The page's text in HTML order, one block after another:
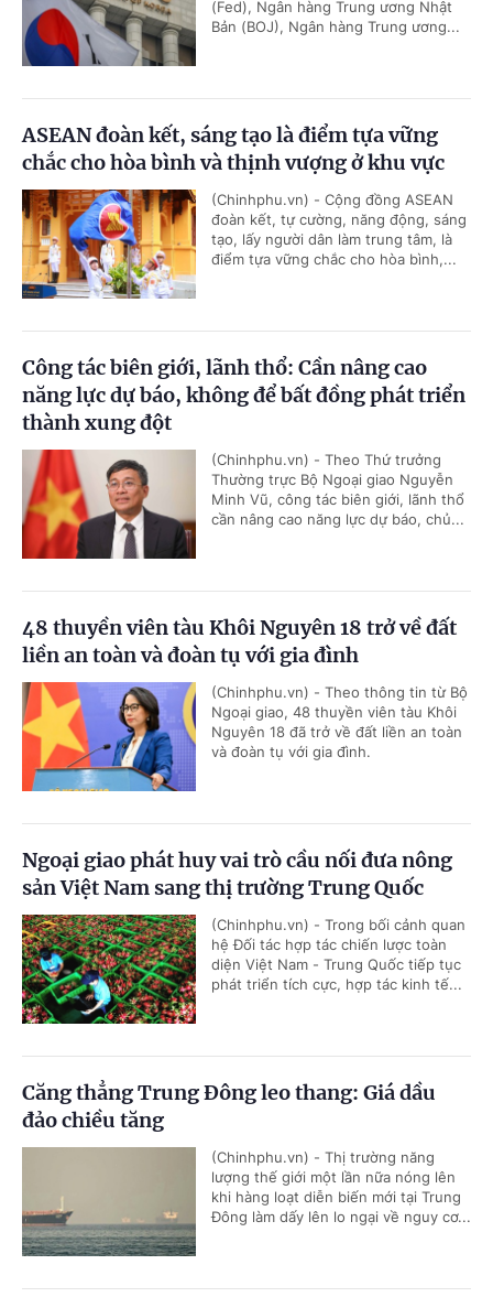
(Fed), Ngân hàng Trung ương Nhật
Bản (BOJ), Ngân hàng Trung ương...
ASEAN đoàn kết, sáng tạo là điểm tựa vững
chắc cho hòa bình và thịnh vượng ở khu vực
(Chinhphu.vn) - Cộng đồng ASEAN
đoàn kết, tự cường, năng động, sáng
tạo, lấy người dân làm trung tâm, là
điểm tựa vững chắc cho hòa bình,...
Công tác biên giới, lãnh thổ: Cần nâng cao
năng lực dự báo, không để bất đồng phát triển
thành xung đột
(Chinhphu.vn) - Theo Thứ trưởng
Thường trực Bộ Ngoại giao Nguyễn
Minh Vũ, công tác biên giới, lãnh thổ
cần nâng cao năng lực dự báo, chủ...
48 thuyền viên tàu Khôi Nguyên 18 trở về đất
liền an toàn và đoàn tụ với gia đình
(Chinhphu.vn) - Theo thông tin từ Bộ
Ngoại giao, 48 thuyền viên tàu Khôi
Nguyên 18 đã trở về đất liền an toàn
và đoàn tụ với gia đình.
Ngoại giao phát huy vai trò cầu nối đưa nông
sản Việt Nam sang thị trường Trung Quốc
(Chinhphu.vn) - Trong bối cảnh quan
hệ Đối tác hợp tác chiến lược toàn
diện Việt Nam - Trung Quốc tiếp tục
phát triển tích cực, hợp tác kinh tế...
Căng thẳng Trung Đông leo thang: Giá dầu
đảo chiều tăng
(Chinhphu.vn) - Thị trường năng
lượng thế giới một lần nữa nóng lên
khi hàng loạt diễn biến mới tại Trung
Đông làm dấy lên lo ngại về nguy cơ...